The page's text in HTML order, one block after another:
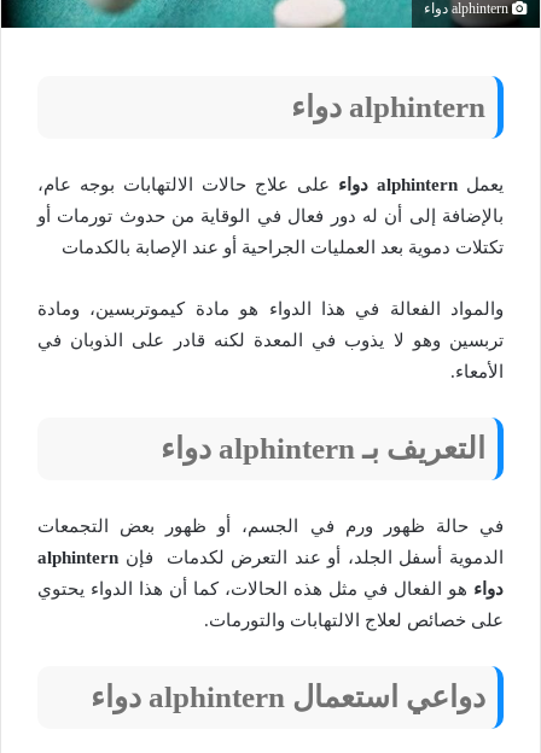
alphintern دواء
alphintern دواء
يعمل alphintern دواء على علاج حالات الالتهابات بوجه عام،
بالإضافة إلى أن له دور فعال في الوقاية من حدوث تورمات أو
تكتلات دموية بعد العمليات الجراحية أو عند الإصابة بالكدمات
والمواد الفعالة في هذا الدواء هو مادة كيموتربسين، ومادة
تربسين وهو لا يذوب في المعدة لكنه قادر على الذوبان في
الأمعاء.
التعريف بـ alphintern دواء
في حالة ظهور ورم في الجسم، أو ظهور بعض التجمعات
الدموية أسفل الجلد، أو عند التعرض لكدمات فإن alphintern
دواء هو الفعال في مثل هذه الحالات، كما أن هذا الدواء يحتوي
على خصائص لعلاج الالتهابات والتورمات.
دواعي استعمال alphintern دواء